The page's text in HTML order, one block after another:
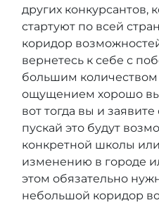
других конкурсантов,
стартуют по всей
коридор
вернетесь к себе с
большим количеством
ощущением хорошо
вот тогда вы и
пускай это будут
конкретной школы
изменению в городе
этом обязательно
небольшой коридор